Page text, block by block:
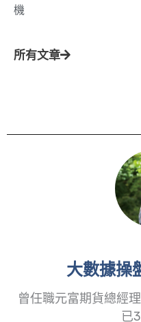
機
所有文章
大數據操
曾任職元富期貨總經
已